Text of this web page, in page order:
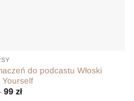
do podcastu Włoski
Yourself
99 złZakres